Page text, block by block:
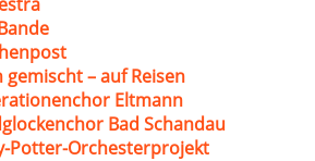
gemischt – auf Reisen
Eltmann
Bad Schandau
Potter-Orchesterprojekt